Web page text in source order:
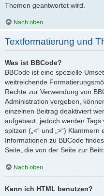
Themen geantwortet wird.
Nach oben
Textformatierung und
Was ist BBCode?
BBCode ist eine spezielle
weitreichende
Rechte zur Verwendung von
Administration vergeben,
einzelnen Beitrag deaktiviert
aufgebaut, jedoch werden Tags
spitzen („<“ und „>“)
Informationen zu BBCode
Seite, die von der Seite zur
Nach oben
Kann ich HTML benutzen?